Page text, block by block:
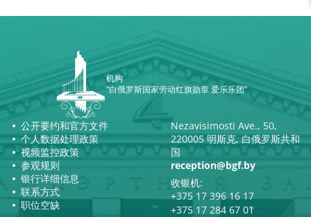
机构
“白俄罗斯国家劳动红旗勋章 爱乐乐团”
公开要约和官方文件
个人数据处理政策
视频监控政策
参观规则
银行详细信息
联系方式
职位空缺
Nezavisimosti Ave., 50,
220005 明斯克, 白俄罗斯共和
国
reception@bgf.by
收银机:
+375 17 396 16 17
+375 17 284 67 01